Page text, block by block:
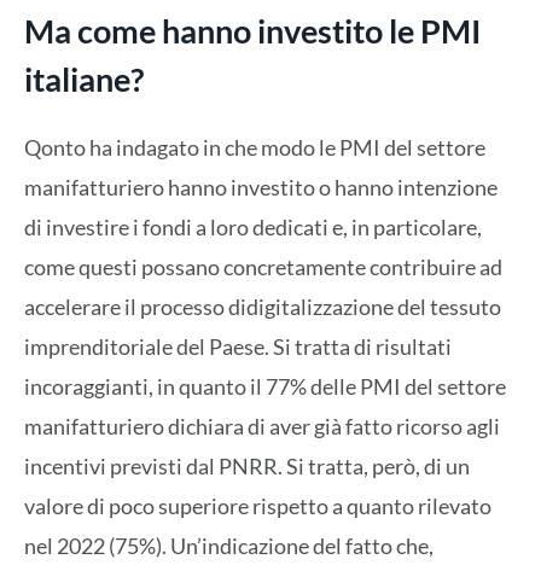
Ma come hanno investito le PMI
italiane?
Qonto ha indagato in che modo le PMI del settore
manifatturiero hanno investito o hanno intenzione
di investire i fondi a loro dedicati e, in particolare,
come questi possano concretamente contribuire ad
accelerare il processo didigitalizzazione del tessuto
imprenditoriale del Paese. Si tratta di risultati
incoraggianti, in quanto il 77% delle PMI del settore
manifatturiero dichiara di aver già fatto ricorso agli
incentivi previsti dal PNRR. Si tratta, però, di un
valore di poco superiore rispetto a quanto rilevato
nel 2022 (75%). Un’indicazione del fatto che,